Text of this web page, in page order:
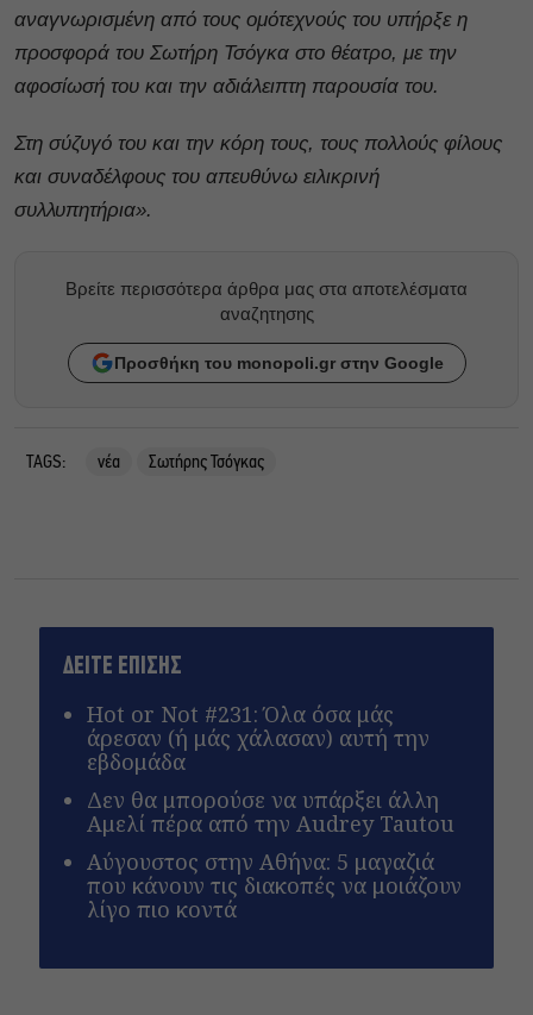
αναγνωρισμένη από τους ομότεχνούς του υπήρξε η
προσφορά του Σωτήρη Τσόγκα στο θέατρο, με την
αφοσίωσή του και την αδιάλειπτη παρουσία του.
Στη σύζυγό του και την κόρη τους, τους πολλούς φίλους
και συναδέλφους του απευθύνω ειλικρινή
συλλυπητήρια».
Βρείτε περισσότερα άρθρα μας στα αποτελέσματα
αναζητησης
Προσθήκη του monopoli.gr στην Google
TAGS: νέα Σωτήρης Τσόγκας
ΔΕΙΤΕ ΕΠΙΣΗΣ
Hot or Not #231: Όλα όσα μάς
άρεσαν (ή μάς χάλασαν) αυτή την
εβδομάδα
Δεν θα μπορούσε να υπάρξει άλλη
Αμελί πέρα από την Audrey Tautou
Αύγουστος στην Αθήνα: 5 μαγαζιά
που κάνουν τις διακοπές να μοιάζουν
λίγο πιο κοντά